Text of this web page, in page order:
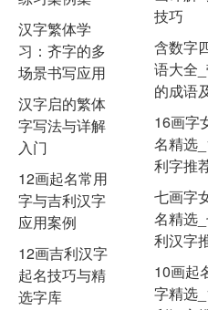
汉字繁体学
习：齐字的多
场景书写应用
汉字启的繁体
字写法与详解
入门
12画起名常用
字与吉利汉字
应用案例
12画吉利汉字
起名技巧与精
选字库
技巧
含数字
语大全
的成语
16画字
名精选
利字推
七画字
名精选
利汉字
10画起
字精选